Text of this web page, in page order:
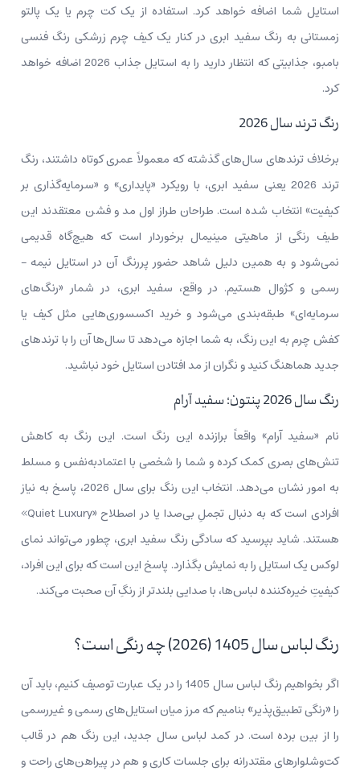
استایل شما اضافه خواهد کرد. استفاده از یک کت چرم یا یک پالتو
زمستانی به رنگ سفید ابری در کنار یک کیف چرم زرشکی رنگ فنسی
بامبو، جذابیتی که انتظار دارید را به استایل جذاب 2026 اضافه خواهد
کرد.
رنگ ترند سال 2026
برخلاف ترندهای سال‌های گذشته که معمولاً عمری کوتاه داشتند، رنگ
ترند 2026 یعنی سفید ابری، با رویکرد «پایداری» و «سرمایه‌گذاری بر
کیفیت» انتخاب شده است. طراحان طراز اول مد و فشن معتقدند این
طیف رنگی از ماهیتی مینیمال برخوردار است که هیچ‌گاه قدیمی
نمی‌شود و به همین دلیل شاهد حضور پررنگ آن در استایل نیمه –
رسمی و کژوال هستیم. در واقع، سفید ابری، در شمار «رنگ‌های
سرمایه‌ای» طبقه‌بندی می‌شود و خرید اکسسوری‌هایی مثل کیف یا
کفش چرم به این رنگ، به شما اجازه می‌دهد تا سال‌ها آن‌ را با ترندهای
جدید هماهنگ کنید و نگران از مد افتادن استایل خود نباشید.
رنگ سال 2026 پنتون؛ سفید آرام
نام «سفید آرام» واقعاً برازنده این رنگ است. این رنگ به کاهش
تنش‌های بصری کمک کرده و شما را شخصی با اعتمادبه‌نفس و مسلط
به امور نشان می‌دهد. انتخاب این رنگ برای سال 2026، پاسخ به نیاز
افرادی است که به دنبال تجملِ بی‌صدا یا در اصطلاح «Quiet Luxury»
هستند. شاید بپرسید که سادگی رنگ سفید ابری، چطور می‌تواند نمای
لوکس یک استایل را به نمایش بگذارد. پاسخ این است که برای این افراد،
کیفیتِ خیره‌کننده لباس‌ها، با صدایی بلندتر از رنگِ آن صحبت می‌کند.
رنگ لباس سال 1405 (2026) چه رنگی است؟
اگر بخواهیم رنگ لباس سال 1405 را در یک عبارت توصیف کنیم، باید آن
را«رنگی تطبیق‌پذیر» بنامیم که مرز میان استایل‌های رسمی و غیررسمی
را از بین برده است. در کمد لباس سال جدید، این رنگ هم در قالب
کت‌وشلوارهای مقتدرانه برای جلسات کاری و هم در پیراهن‌های راحت و